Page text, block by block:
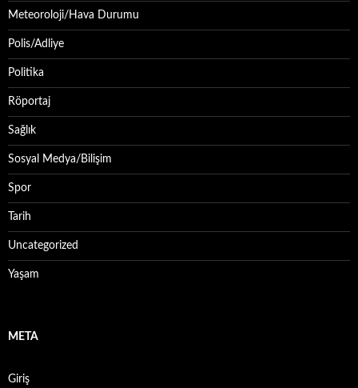
Meteoroloji/Hava Durumu
Polis/Adliye
Politika
Röportaj
Sağlık
Sosyal Medya/Bilişim
Spor
Tarih
Uncategorized
Yaşam
META
Giriş